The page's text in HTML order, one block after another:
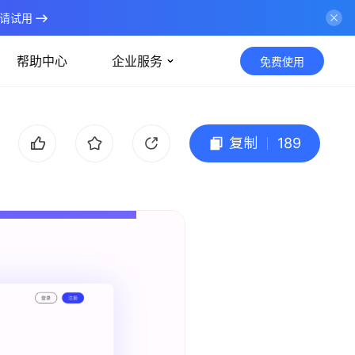
试用
帮助中心 企业服务 免费使用
复制 189